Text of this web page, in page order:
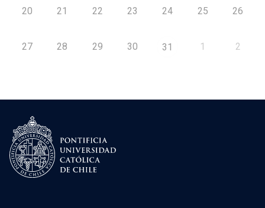
20 21 22 23 24 25 26
27 28 29 30 31 1 2